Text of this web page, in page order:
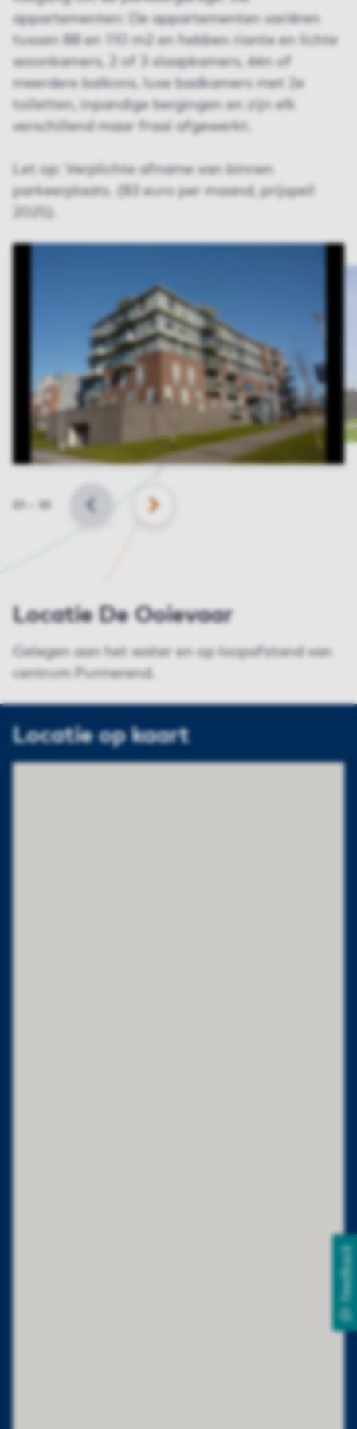
appartementen: De appartementen variëren
tussen 88 en 110 m2 en hebben riante en lichte
woonkamers, 2 of 3 slaapkamers, één of
meerdere balkons, luxe badkamers met 2e
toiletten, inpandige bergingen en zijn elk
verschillend maar fraai afgewerkt.
Let op: Verplichte afname van binnen
parkeerplaats. (83 euro per maand, prijspeil
Slide
VORIGE VOLGENDE
Locatie De Ooievaar
Gelegen aan het water en op loopafstand van
centrum Purmerend.
Locatie op kaart
Feedback